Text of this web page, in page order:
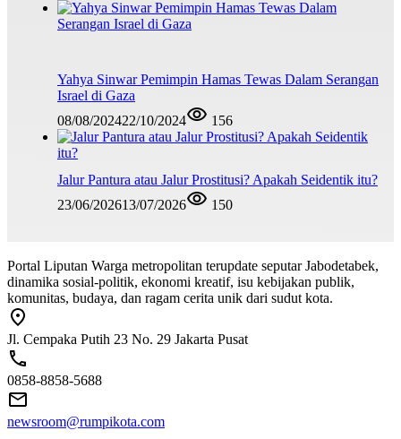
Yahya Sinwar Pemimpin Hamas Tewas Dalam Serangan
Israel di Gaza
08/08/202422/10/2024 156
Jalur Pantura atau Jalur Prostitusi? Apakah Seidentik itu?
23/06/202613/07/2026 150
Portal Liputan Warga metropolitan terupdate seputar Jabodetabek,
dinamika sosial-politik, ekonomi kreatif, isu kebijakan publik,
komunitas, budaya, dan ragam cerita unik dari sudut kota.
Jl. Cempaka Putih 23 No. 29 Jakarta Pusat
0858-8858-5688
newsroom@rumpikota.com